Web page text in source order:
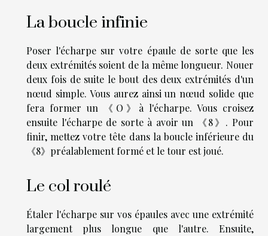
La boucle infinie
Poser l'écharpe sur votre épaule de sorte que les
deux extrémités soient de la même longueur. Nouer
deux fois de suite le bout des deux extrémités d'un
nœud simple. Vous aurez ainsi un nœud solide que
fera former un 《O》à l'écharpe. Vous croisez
ensuite l'écharpe de sorte à avoir un 《8》. Pour
finir, mettez votre tête dans la boucle inférieure du
《8》préalablement formé et le tour est joué.
Le col roulé
Étaler l'écharpe sur vos épaules avec une extrémité
largement plus longue que l'autre. Ensuite,